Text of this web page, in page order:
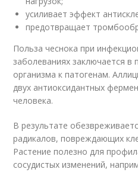
усиливает эффект
предотвращает
Польза чеснока при
заболеваниях заключается в
организма к патогенам.
двух антиоксидантных
человека.
В результате
радикалов, повреждающих
Растение полезно для
сосудистых изменений,